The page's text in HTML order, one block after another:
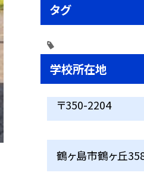
タグ
学校所在地
〒350-2204
鶴ヶ島市鶴ヶ丘